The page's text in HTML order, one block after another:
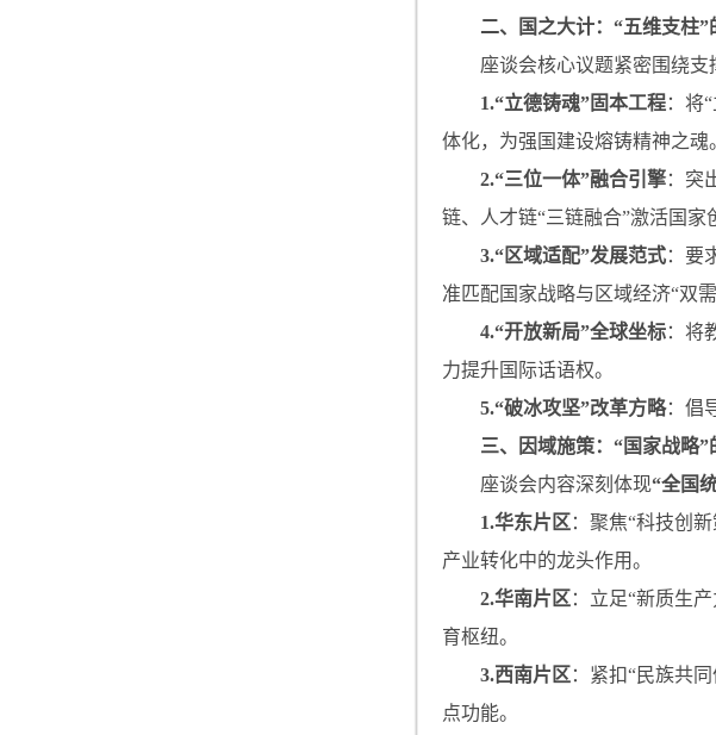
二、国之大计：“五维支柱
座谈会核心议题紧密围绕支
1.“立德铸魂”固本工程：将
体化，为强国建设熔铸精神之魂
2.“三位一体”融合引擎：突
链、人才链“三链融合”激活国家
3.“区域适配”发展范式：要
准匹配国家战略与区域经济“双需
4.“开放新局”全球坐标：将
力提升国际话语权。
5.“破冰攻坚”改革方略：倡
三、因域施策：“国家战略
座谈会内容深刻体现“全国
1.华东片区 ：聚焦“科技创
产业转化中的龙头作用。
2.华南片区 ：立足“新质生
育枢纽。
3.西南片区 ：紧扣“民族共
点功能。